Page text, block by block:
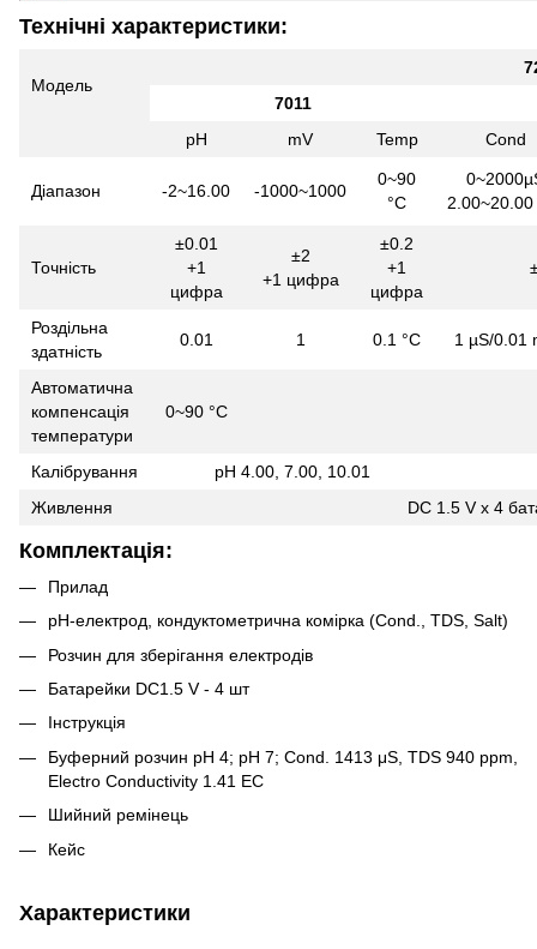
Технічні характеристики:
Модель
7011
рН
mV Temp Cond
Діапазон -2~16.00 -1000~1000
0~90
°C
2.00~20.00
Точність
±0.01
+1
цифра
±2
+1 цифра
±0.2
+1
цифра
Роздільна
здатність
0.01 1 0.1 °C 1 µS/0.01
Автоматична
компенсація
температури
0~90 °C
Калібрування
рН 4.00, 7.00, 10.01
Живлення
DC 1.5 V x 4
Комплектація:
Прилад
рН-електрод, кондуктометрична комірка (Cond., TDS, Salt)
Розчин для зберігання електродів
Батарейки DC1.5 V - 4 шт
Інструкція
Буферний розчин рН 4; рН 7; Cond. 1413 μS, TDS 940 ppm,
Electro Conductivity 1.41 EC
Шийний ремінець
Кейс
Характеристики